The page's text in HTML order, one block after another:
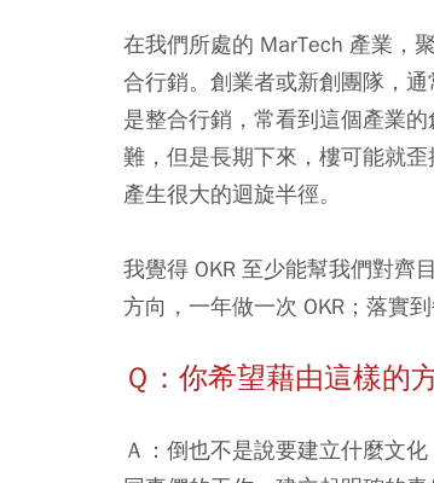
在我們所處的 MarTech 產業，
合行銷。創業者或新創團隊，
是整合行銷，常看到這個產業
難，但是長期下來，樓可能就
產生很大的迴旋半徑。
我覺得 OKR 至少能幫我們對齊
方向，一年做一次 OKR；落實
Ｑ：你希望藉由這樣的
Ａ：倒也不是說要建立什麼文